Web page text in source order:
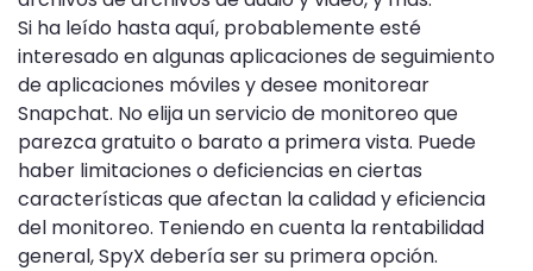
Si ha leído hasta aquí, probablemente esté
interesado en algunas aplicaciones de seguimiento
de aplicaciones móviles y desee monitorear
Snapchat. No elija un servicio de monitoreo que
parezca gratuito o barato a primera vista. Puede
haber limitaciones o deficiencias en ciertas
características que afectan la calidad y eficiencia
del monitoreo. Teniendo en cuenta la rentabilidad
general, SpyX debería ser su primera opción.